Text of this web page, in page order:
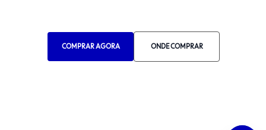
COMPRAR AGORA ONDE COMPRAR